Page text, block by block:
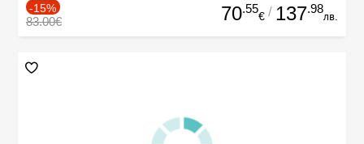
-15%
83.00€ 70.55
€ / 137.98
лв.